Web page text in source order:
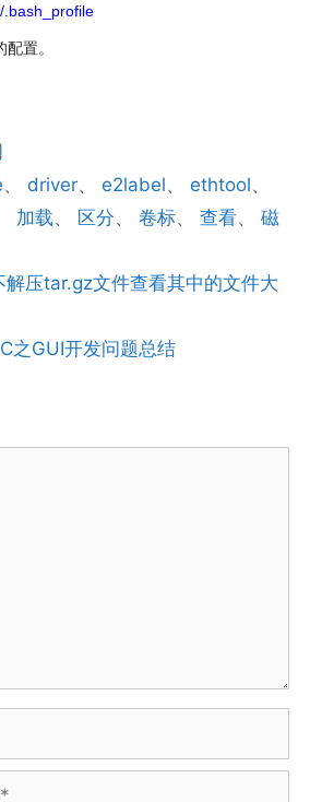
置。
、 driver、 e2label、 ethtool、
加载、 区分、 卷标、 查看、 磁
解压tar.gz文件查看其中的文件大
之GUI开发问题总结